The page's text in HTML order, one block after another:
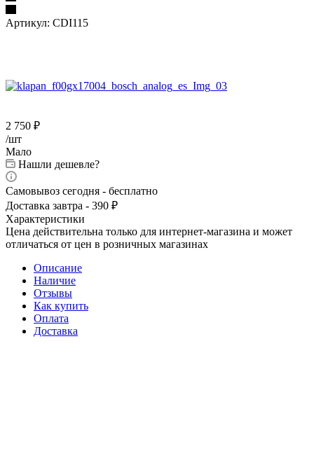
Артикул: CDI115
2 750 ₽
/шт
Мало
Нашли дешевле?
Самовывоз сегодня - бесплатно
Доставка завтра - 390 ₽
Характеристики
Цена действительна только для интернет-магазина и может
отличаться от цен в розничных магазинах
Описание
Наличие
Отзывы
Как купить
Оплата
Доставка